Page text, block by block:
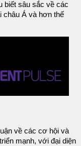
biết sâu sắc về các
châu Á và hơn thế
về các cơ hội và
mạnh, với đại diện